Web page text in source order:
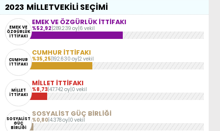
2023 MİLLETVEKİLİ SEÇİMİ
EMEK VE
ÖZGÜRLÜK
İTTİFAKI
EMEK VE ÖZGÜRLÜK İTTİFAKI
%52,92 289.239 oy 6 vekil
CUMHUR
İTTİFAKI
CUMHUR İTTİFAKI
%35,25 192.630 oy 2 vekil
MİLLET
İTTİFAKI
MİLLET İTTİFAKI
%8,73 47.742 oy 0 vekil
SOSYALİST
GÜÇ
BİRLİĞİ
SOSYALİST GÜÇ BİRLİĞİ
%0,80 4.378 oy 0 vekil